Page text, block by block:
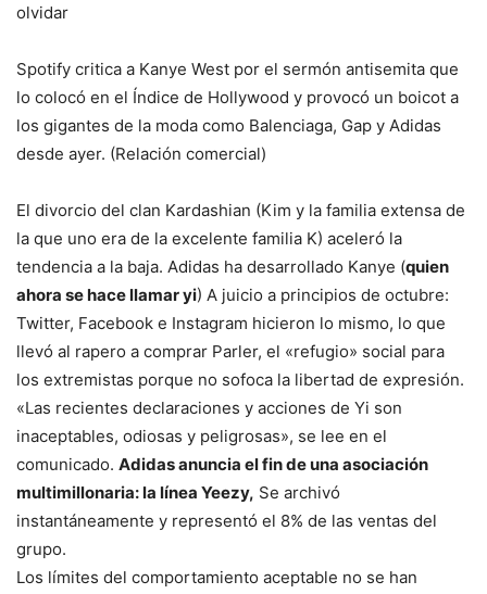
olvidar
Spotify critica a Kanye West por el sermón antisemita que
lo colocó en el Índice de Hollywood y provocó un boicot a
los gigantes de la moda como Balenciaga, Gap y Adidas
desde ayer. (Relación comercial)
El divorcio del clan Kardashian (Kim y la familia extensa de
la que uno era de la excelente familia K) aceleró la
tendencia a la baja. Adidas ha desarrollado Kanye (quien
ahora se hace llamar yi) A juicio a principios de octubre:
Twitter, Facebook e Instagram hicieron lo mismo, lo que
llevó al rapero a comprar Parler, el «refugio» social para
los extremistas porque no sofoca la libertad de expresión.
«Las recientes declaraciones y acciones de Yi son
inaceptables, odiosas y peligrosas», se lee en el
comunicado. Adidas anuncia el fin de una asociación
multimillonaria: la línea Yeezy, Se archivó
instantáneamente y representó el 8% de las ventas del
grupo.
Los límites del comportamiento aceptable no se han